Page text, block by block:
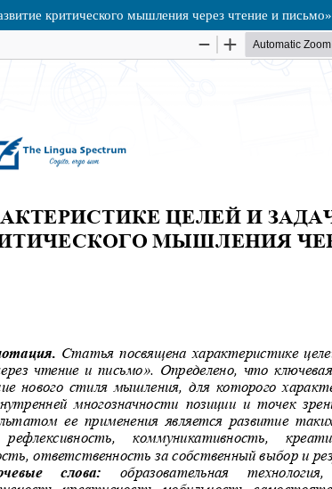
критического мышления через чтение и письмо»